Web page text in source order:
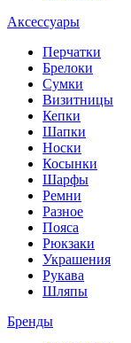
Аксессуары
Перчатки
Брелоки
Сумки
Визитницы
Кепки
Шапки
Носки
Косынки
Шарфы
Ремни
Разное
Пояса
Рюкзаки
Украшения
Рукава
Шляпы
Бренды